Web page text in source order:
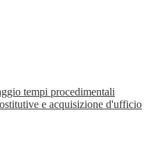
tempi procedimentali
e acquisizione d'ufficio